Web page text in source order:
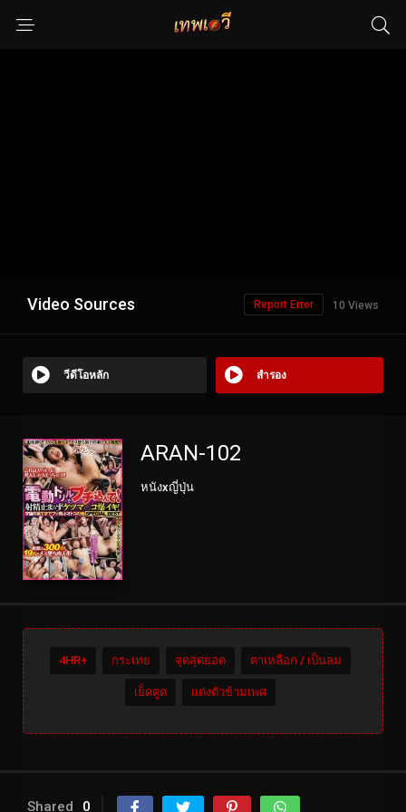
Video Sources 10 Views
Report Error
วีดีโอหลัก สำรอง
ARAN-102
หนังxญี่ปุ่น
4HR+ กระเทย จุดสุดยอด ตาเหลือก / เป็นลม
เย็ดตูด แต่งตัวข้ามเพศ
Shared 0